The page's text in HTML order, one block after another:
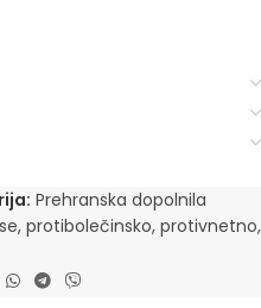
Prehranska dopolnila
, protibolečinsko, protivnetno,